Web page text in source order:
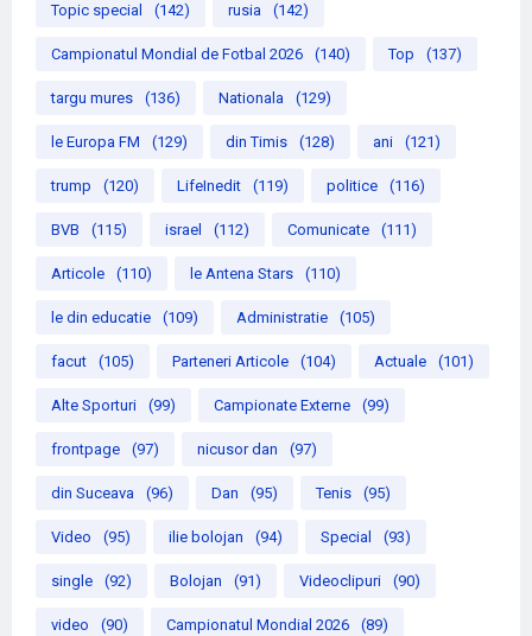
Topic special (142) rusia (142)
Campionatul Mondial de Fotbal 2026 (140) Top (137)
targu mures (136) Nationala (129)
le Europa FM (129) din Timis (128) ani (121)
trump (120) LifeInedit (119) politice (116)
BVB (115) israel (112) Comunicate (111)
Articole (110) le Antena Stars (110)
le din educatie (109) Administratie (105)
facut (105) Parteneri Articole (104) Actuale (101)
Alte Sporturi (99) Campionate Externe (99)
frontpage (97) nicusor dan (97)
din Suceava (96) Dan (95) Tenis (95)
Video (95) ilie bolojan (94) Special (93)
single (92) Bolojan (91) Videoclipuri (90)
video (90) Campionatul Mondial 2026 (89)